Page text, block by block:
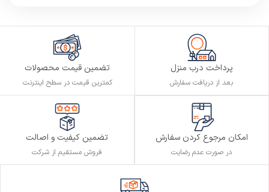
پرداخت درب منزل
بعد از دریافت سفارش
تضمین قیمت محصولات
کمترین قیمت در سطح اینترنت
امکان مرجوع کردن سفارش
در صورت عدم رضایت
تضمین کیفیت و اصالت
فروش مستقیم از شرکت